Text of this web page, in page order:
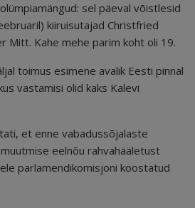
sel päeval võistlesid
kiiruisutajad Christfried
Mitt. Kahe mehe parim koht oli 19.
toimus esimene avalik Eesti pinnal
vastamisi olid kaks Kalevi
et enne vabadussõjalaste
eelnõu rahvahääletust
parlamendikomisjoni koostatud